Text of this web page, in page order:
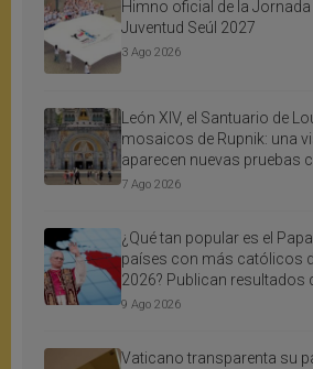
Himno oficial de la Jornada
Juventud Seúl 2027
3 Ago 2026
León XIV, el Santuario de
mosaicos de Rupnik: una
aparecen nuevas pruebas
7 Ago 2026
¿Qué tan popular es el
países con más católicos
2026? Publican resultados
9 Ago 2026
Vaticano transparenta su